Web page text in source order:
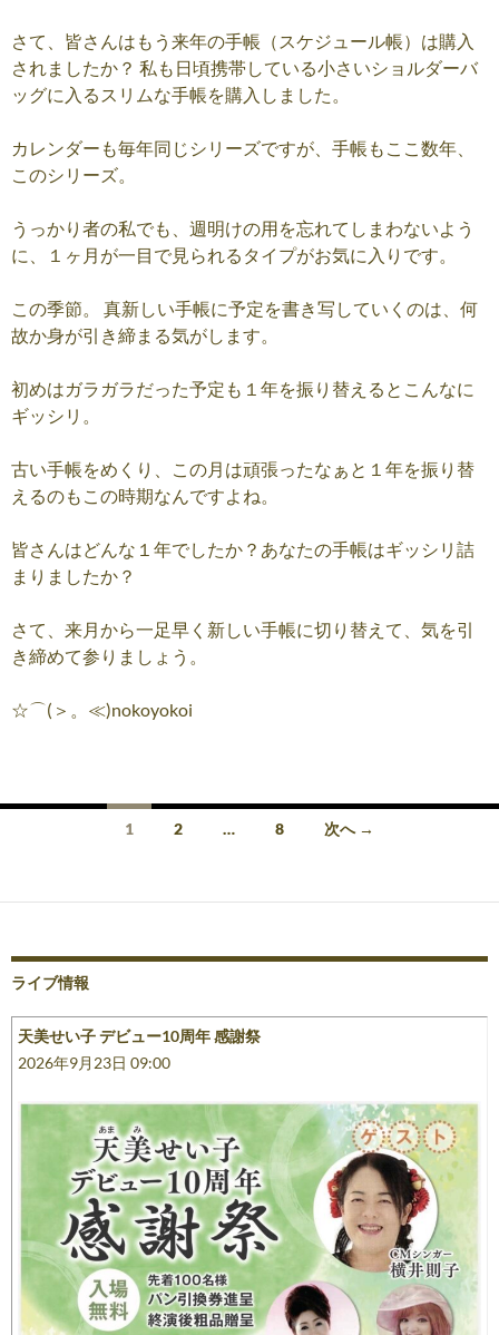
さて、皆さんはもう来年の手帳（スケジュール帳）は購入
されましたか？ 私も日頃携帯している小さいショルダーバ
ッグに入るスリムな手帳を購入しました。
カレンダーも毎年同じシリーズですが、手帳もここ数年、
このシリーズ。
うっかり者の私でも、週明けの用を忘れてしまわないよう
に、１ヶ月が一目で見られるタイプがお気に入りです。
この季節。 真新しい手帳に予定を書き写していくのは、何
故か身が引き締まる気がします。
初めはガラガラだった予定も１年を振り替えるとこんなに
ギッシリ。
古い手帳をめくり、この月は頑張ったなぁと１年を振り替
えるのもこの時期なんですよね。
皆さんはどんな１年でしたか？あなたの手帳はギッシリ詰
まりましたか？
さて、来月から一足早く新しい手帳に切り替えて、気を引
き締めて参りましょう。
☆⌒(＞。≪)nokoyokoi
ナ
ゲ
ー
シ
ョ
ン
1 2 … 8 次へ →
ライブ情報
天美せい子 デビュー10周年 感謝祭
2026年9月23日 09:00